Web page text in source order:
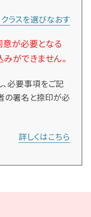
クラスを選びなおす
が必要となる
ができません。
必要事項をご記
の署名と捺印が必
詳しくはこちら